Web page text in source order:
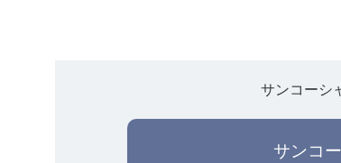
サンコーシ
サンコ